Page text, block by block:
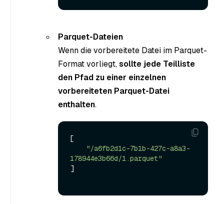
Parquet-Dateien
Wenn die vorbereitete Datei im Parquet-
Format vorliegt,sollte jede Teilliste
den Pfad zu einer einzelnen
vorbereiteten Parquet-Datei
enthalten.
[
"/a6fb2d1c-7b1b-427c-a8a3-
178944e3b66d/1.parquet"
]